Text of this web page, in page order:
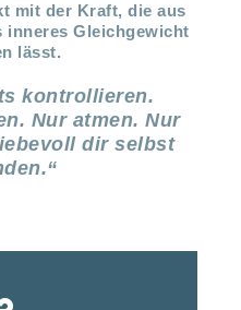
mit der Kraft, die aus
inneres Gleichgewicht
lässt.
kontrollieren.
Nur atmen. Nur
dir selbst